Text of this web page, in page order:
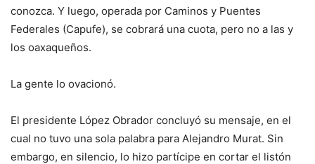
conozca. Y luego, operada por Caminos y Puentes
Federales (Capufe), se cobrará una cuota, pero no a las y
los oaxaqueños.
La gente lo ovacionó.
El presidente López Obrador concluyó su mensaje, en el
cual no tuvo una sola palabra para Alejandro Murat. Sin
embargo, en silencio, lo hizo partícipe en cortar el listón